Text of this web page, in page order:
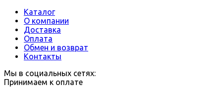
Каталог
О компании
Доставка
Оплата
Обмен и возврат
Контакты
Мы в социальных сетях:
Принимаем к оплате